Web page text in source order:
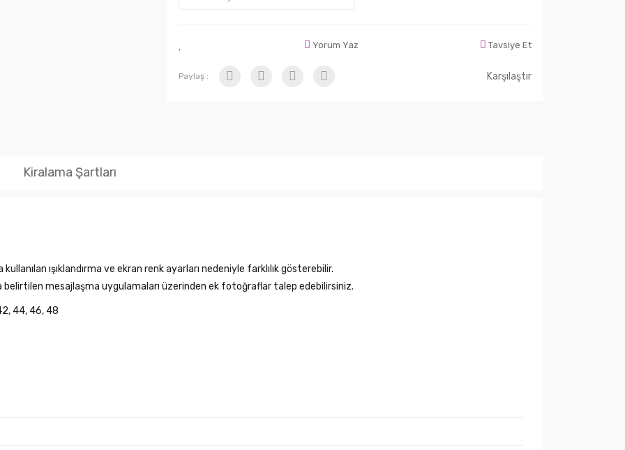
Yorum Yaz Tavsiye Et
Paylaş : Karşılaştır
Kiralama Şartları
ışıklandırma ve ekran renk ayarları nedeniyle farklılık gösterebilir.
belirtilen mesajlaşma uygulamaları üzerinden ek fotoğraflar talep edebilirsiniz.
44, 46, 48